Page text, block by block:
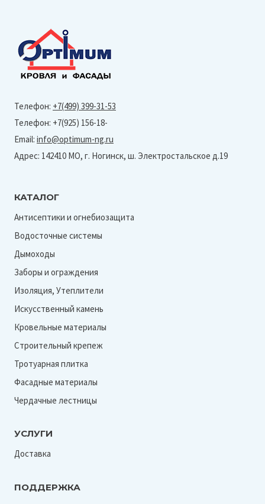
Телефон: +7(499) 399-31-53
Телефон: +7(925) 156-18-
Email: info@optimum-ng.ru
Адрес: 142410 МО, г. Ногинск, ш. Электростальское д.19
КАТАЛОГ
Антисептики и огнебиозащита
Водосточные системы
Дымоходы
Заборы и ограждения
Изоляция, Утеплители
Искусственный камень
Кровельные материалы
Строительный крепеж
Тротуарная плитка
Фасадные материалы
Чердачные лестницы
УСЛУГИ
Доставка
ПОДДЕРЖКА